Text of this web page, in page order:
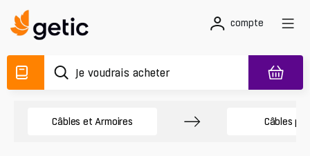
compte
Câbles et Armoires Câbles